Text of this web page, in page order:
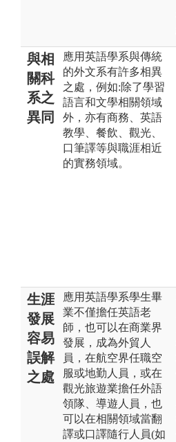
與相
關科
系之
異同
應用英語學系與傳統
的外文系有許多相異
之處，例如:除了學習
語言和文學相關領域
外，亦有商務、英語
教學、餐飲、觀光、
口筆譯等與職涯相近
的實務領域。
生涯
發展
容易
誤解
之處
應用英語學系學生畢
業不僅擔任英語老
師，也可以在商業界
發展，成為外貿人
員，在航空界任職空
服或地勤人員，或在
觀光旅遊業擔任外語
領隊、導遊人員，也
可以在相關領域當翻
譯或口譯隨行人員(如